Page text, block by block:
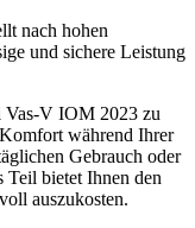
nach hohen
und sichere Leistung
Vas-V IOM 2023 zu
während Ihrer
Gebrauch oder
Teil bietet Ihnen den
auszukosten.